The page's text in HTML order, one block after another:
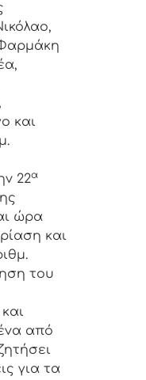
και
22α
ώρα
και
τoυ
από
για τα